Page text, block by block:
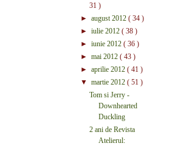
31 )
► august 2012 ( 34 )
► iulie 2012 ( 38 )
► iunie 2012 ( 36 )
► mai 2012 ( 43 )
► aprilie 2012 ( 41 )
▼ martie 2012 ( 51 )
Tom si Jerry -
Downhearted
Duckling
2 ani de Revista
Atelierul: